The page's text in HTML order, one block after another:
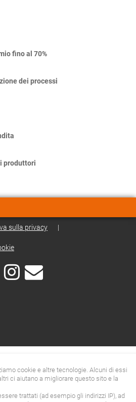
fino al 70%
dei processi
produttori
sulla privacy |
cookie e altre tecnologie. Alcuni di essi
ci aiutano a migliorare questo sito e la
trattati (ad esempio gli indirizzi IP), ad